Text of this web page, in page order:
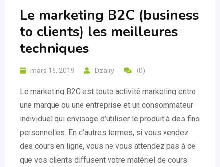
Le marketing B2C (business
to clients) les meilleures
techniques
mars 15, 2019 Dzairy (0)
Le marketing B2C est toute activité marketing entre
une marque ou une entreprise et un consommateur
individuel qui envisage d’utiliser le produit à des fins
personnelles. En d’autres termes, si vous vendez
des cours en ligne, vous ne vous attendez pas à ce
que vos clients diffusent votre matériel de cours